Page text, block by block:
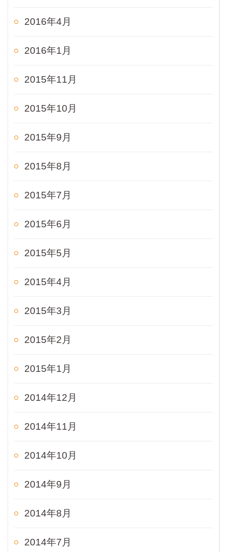
2016年4月
2016年1月
2015年11月
2015年10月
2015年9月
2015年8月
2015年7月
2015年6月
2015年5月
2015年4月
2015年3月
2015年2月
2015年1月
2014年12月
2014年11月
2014年10月
2014年9月
2014年8月
2014年7月